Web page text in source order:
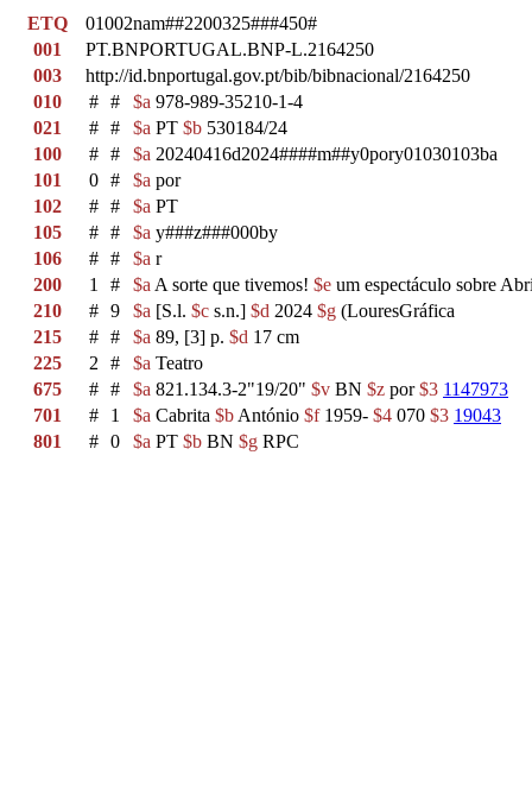
ETQ
01002nam##2200325###450#
001
PT.BNPORTUGAL.BNP-L.2164250
003
http://id.bnportugal.gov.pt/bib/bibnacional/2164250
010
# # $a 978-989-35210-1-4
021
# # $a PT $b 530184/24
100
# # $a 20240416d2024####m##y0pory01030103ba
101
0 # $a por
102
# # $a PT
105
# # $a y###z###000by
106
# # $a r
200
1 # $a A sorte que tivemos! $e um espectáculo sobre
210
# 9 $a [S.l. $c s.n.] $d 2024 $g (LouresGráfica
215
# # $a 89, [3] p. $d 17 cm
225
2 # $a Teatro
675
# # $a 821.134.3-2"19/20" $v BN $z por$3 1147973
701
# 1 $a Cabrita $b António $f1959- $4 070 $3 19043
801
# 0 $a PT $b BN $g RPC